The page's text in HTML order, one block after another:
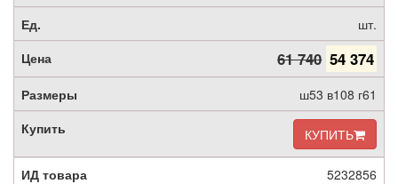
шт.
61 740 54 374
ш53 в108 г61
КУПИТЬ
5232856